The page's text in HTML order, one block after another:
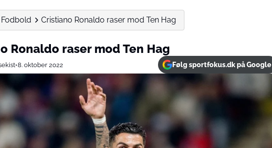
Fodbold Cristiano Ronaldo raser mod Ten Hag
Ronaldo raser mod Ten Hag
•8. oktober 2022 Følg sportfokus.dk på Google